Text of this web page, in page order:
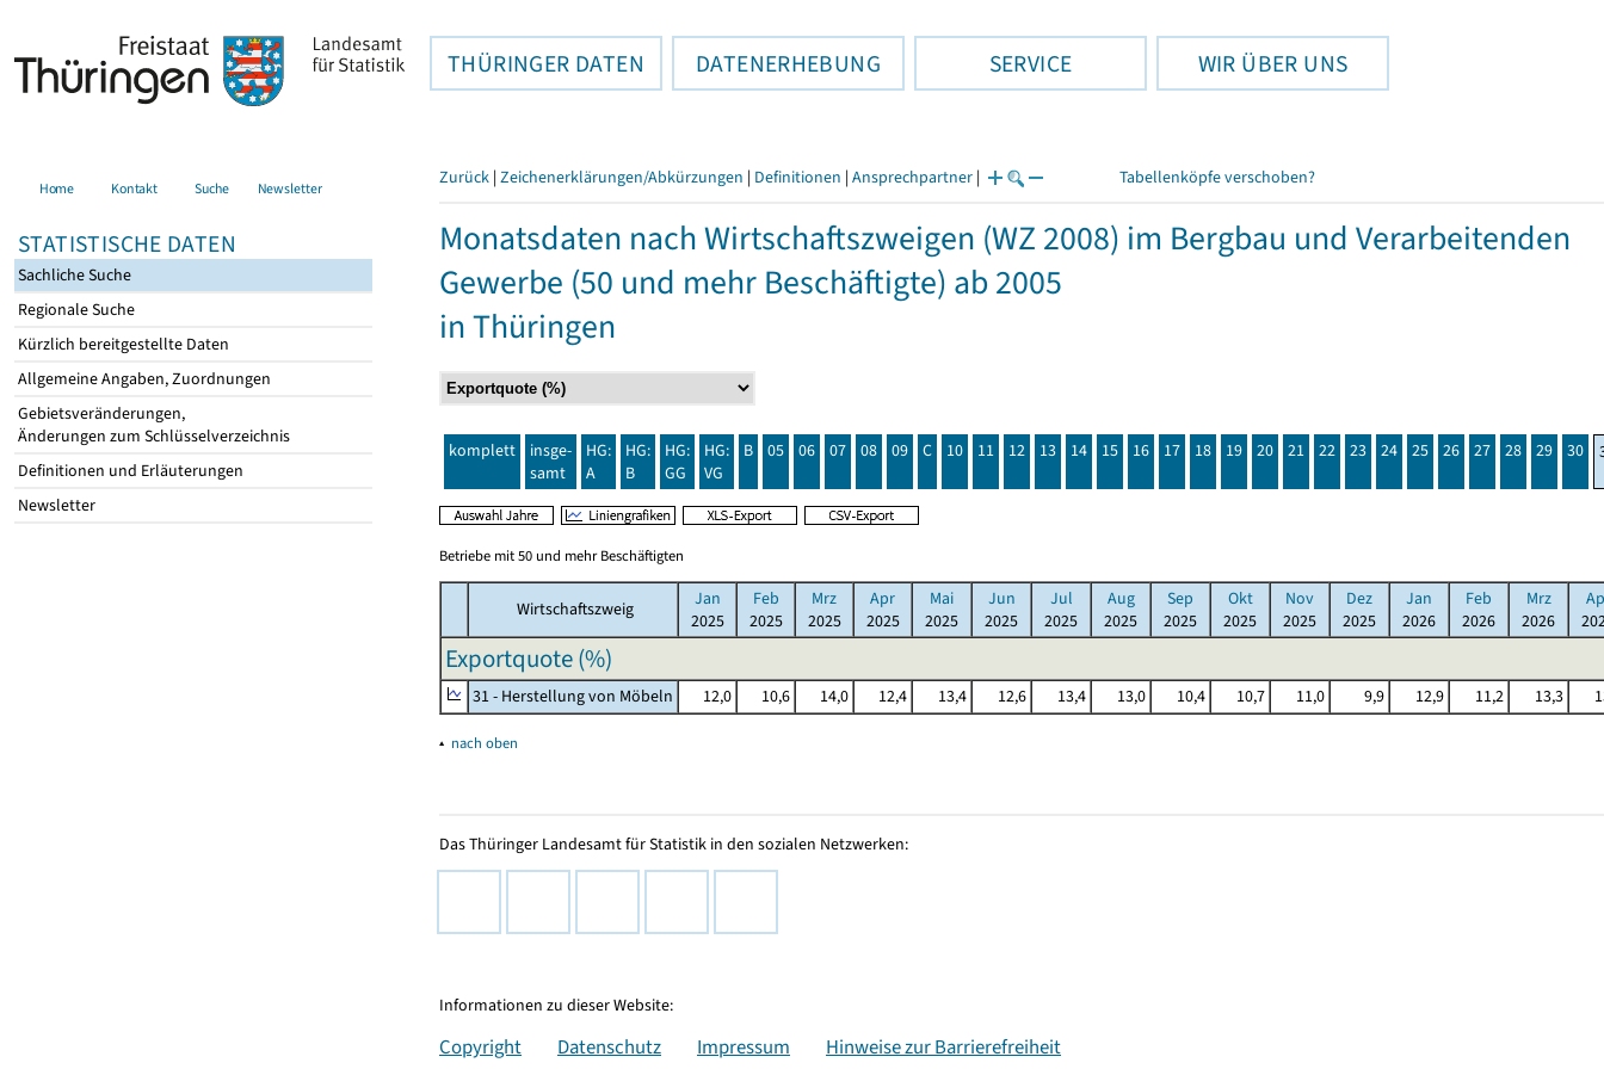
THÜRINGER DATEN DATENERHEBUNG SERVICE WIR ÜBER UNS
Home Kontakt Suche Newsletter
STATISTISCHE DATEN
Sachliche Suche
Regionale Suche
Kürzlich bereitgestellte Daten
Allgemeine Angaben, Zuordnungen
Gebietsveränderungen,
Änderungen zum Schlüsselverzeichnis
Definitionen und Erläuterungen
Newsletter
Zurück | Zeichenerklärungen/Abkürzungen | Definitionen | Ansprechpartner | Tabellenköpfe verschoben?
Monatsdaten nach Wirtschaftszweigen (WZ 2008) im Bergbau und Verarbeitenden
Gewerbe (50 und mehr Beschäftigte) ab 2005
in Thüringen
komplett
insge-
samt
HG:
A
HG:
B
HG:
GG
HG:
VG
B 05 06 07 08 09 C 10 11 12 13 14 15 16 17 18 19 20 21 22 23 24 25 26 27 28 29 30
Betriebe mit 50 und mehr Beschäftigten
Wirtschaftszweig
Jan
2025
Feb
2025
Mrz
2025
Apr
2025
Mai
2025
Jun
2025
Jul
2025
Aug
2025
Sep
2025
Okt
2025
Nov
2025
Dez
2025
Jan
2026
Feb
2026
Mrz
2026
Exportquote (%)
31 - Herstellung von Möbeln 12,0 10,6 14,0 12,4 13,4 12,6 13,4 13,0 10,4 10,7 11,0 9,9 12,9 11,2 13,3
▴ nach oben
Das Thüringer Landesamt für Statistik in den sozialen Netzwerken:
Informationen zu dieser Website:
Copyright Datenschutz Impressum Hinweise zur Barrierefreiheit